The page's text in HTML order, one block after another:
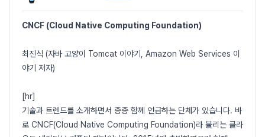
CNCF (Cloud Native Computing Foundation)
최진식 (자바 고양이 Tomcat 이야기, Amazon Web Services 이
야기 저자)
[hr]
기술과 트렌드를 소개하면서 종종 함께 언급하는 단체가 있습니다. 바
로 CNCF(Cloud Native Computing Foundation)라 불리는 클라